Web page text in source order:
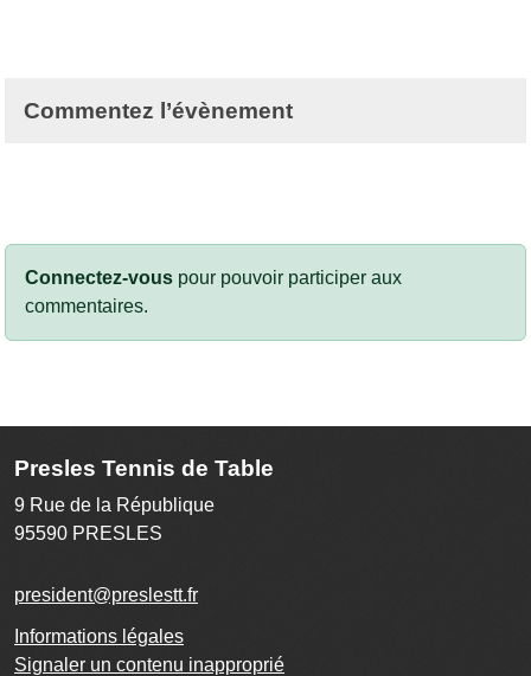
Commentez l’évènement
Connectez-vous pour pouvoir participer aux
commentaires.
Presles Tennis de Table
9 Rue de la République
95590 PRESLES
president@preslestt.fr
Informations légales
Signaler un contenu inapproprié